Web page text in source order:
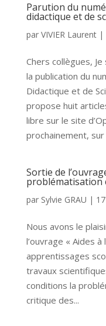
Parution du
didactique et de
par VIVIER Laurent|
Chers collègues,
la publication du
Didactique et de
propose huit
libre sur le site
prochainement, sur
Sortie de
problématisation
par Sylvie GRAU |
Nous avons le
l’ouvrage « Aides
apprentissages
travaux
conditions la
critique des...